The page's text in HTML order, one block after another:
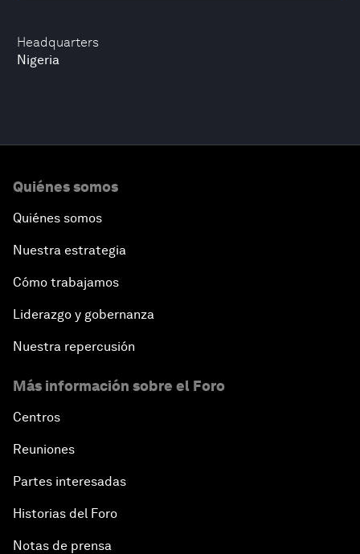
Headquarters
Nigeria
Quiénes somos
Quiénes somos
Nuestra estrategia
Cómo trabajamos
Liderazgo y gobernanza
Nuestra repercusión
Más información sobre el Foro
Centros
Reuniones
Partes interesadas
Historias del Foro
Notas de prensa